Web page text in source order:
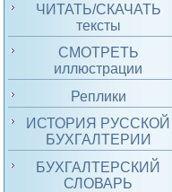
ЧИТАТЬ/СКАЧАТЬ
тексты
СМОТРЕТЬ
иллюстрации
Реплики
ИСТОРИЯ РУССКОЙ
БУХГАЛТЕРИИ
БУХГАЛТЕРСКИЙ
СЛОВАРЬ